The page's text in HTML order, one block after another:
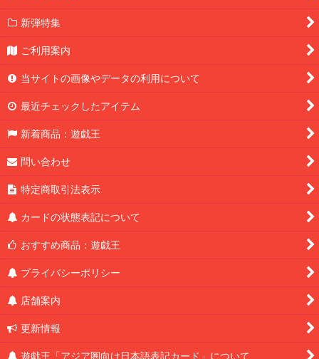
新弾特集
ご利用案内
当サイトの画像やデータの利用について
最近チェックしたアイテム
新着商品：遊戯王
問い合わせ
特定商取引法表示
カードの状態表記について
おすすめ商品：遊戯王
プライバシーポリシー
店舗案内
更新情報
遊戯王「アジア圏向け日本語表記カード」について